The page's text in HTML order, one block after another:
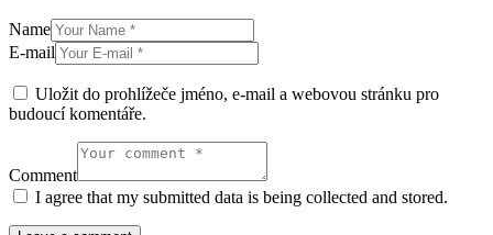
Name
E-mail
Uložit do prohlížeče jméno, e-mail a webovou stránku pro
budoucí komentáře.
Comment
I agree that my submitted data is being collected and stored.